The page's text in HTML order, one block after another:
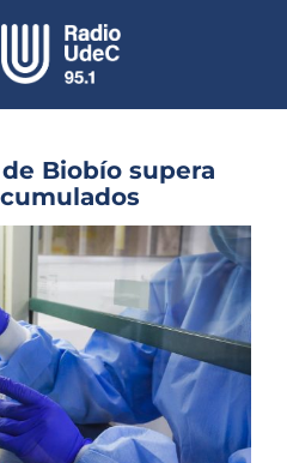
UdeC en vivo
Somos
Clásica
Biobío supera